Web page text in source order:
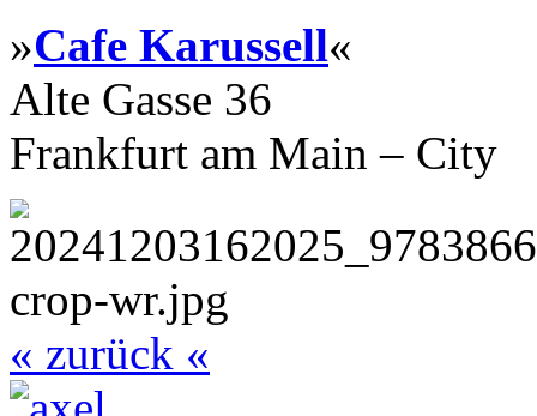
»Cafe Karussell«
Alte Gasse 36
Frankfurt am Main – City
« zurück «